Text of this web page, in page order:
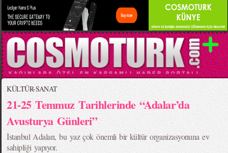
KÜLTÜR-SANAT
21-25 Temmuz Tarihlerinde “Adalar’da
Avusturya Günleri”
İstanbul Adaları, bu yaz çok önemli bir kültür organizasyonuna ev
sahipliği yapıyor.